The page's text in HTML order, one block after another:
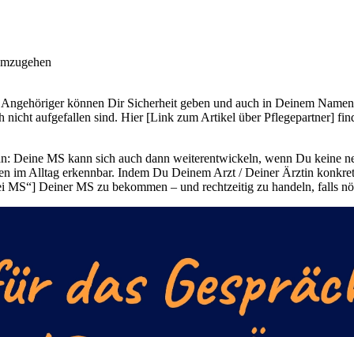
können Dir Sicherheit geben und auch in Deinem
nicht aufgefallen sind. Hier [Link zum Artikel über Pflegepartner]
Deine MS kann sich auch dann weiterentwickeln, wenn Du keine
im Alltag erkennbar. Indem Du Deinem Arzt / Deiner Ärztin
Deiner MS zu bekommen – und rechtzeitig zu handeln, falls